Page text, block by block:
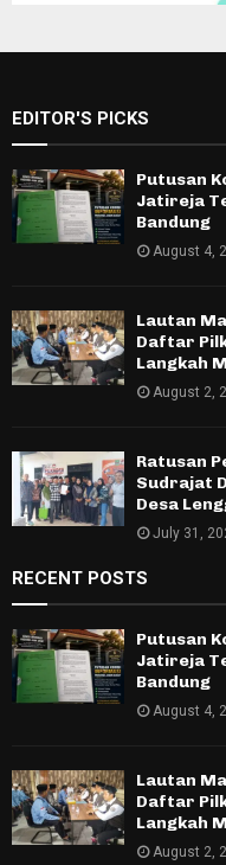
EDITOR'S PICKS
Putusan
Jatireja
Bandung
August 4,
Lautan
Daftar
Langkah
August 2,
Ratusan
Sudrajat
Desa
July 31,
RECENT POSTS
Putusan
Jatireja
Bandung
August 4,
Lautan
Daftar
Langkah
August 2,